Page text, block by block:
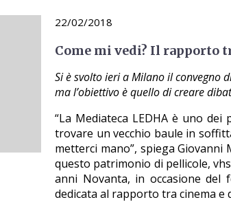
22/02/2018
Come mi vedi? Il rapporto
Si è svolto ieri a Milano il convegno
ma l’obiettivo è quello di creare
“La Mediateca LEDHA è uno
trovare un vecchio baule in
metterci mano”, spiega Giovanni
questo patrimonio di pellicole,
anni Novanta, in occasione del
dedicata al rapporto tra cinema e